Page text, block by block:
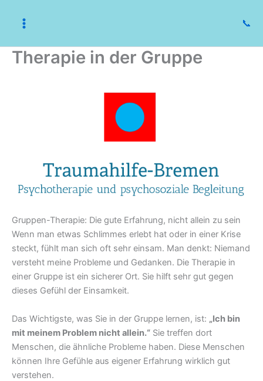
📞
Therapie in der Gruppe
Gruppen-Therapie: Die gute Erfahrung, nicht allein zu sein
Wenn man etwas Schlimmes erlebt hat oder in einer Krise
steckt, fühlt man sich oft sehr einsam. Man denkt: Niemand
versteht meine Probleme und Gedanken. Die Therapie in
einer Gruppe ist ein sicherer Ort. Sie hilft sehr gut gegen
dieses Gefühl der Einsamkeit.
Das Wichtigste, was Sie in der Gruppe lernen, ist: „Ich bin
mit meinem Problem nicht allein.“ Sie treffen dort
Menschen, die ähnliche Probleme haben. Diese Menschen
können Ihre Gefühle aus eigener Erfahrung wirklich gut
verstehen.